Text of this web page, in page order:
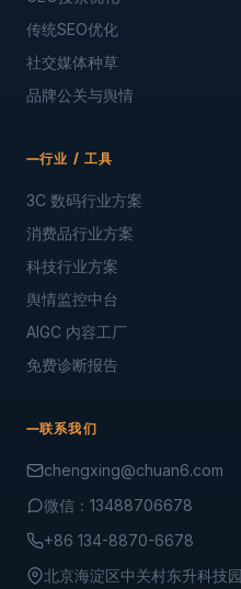
传统SEO优化
社交媒体种草
品牌公关与舆情
行业 / 工具
3C 数码行业方案
消费品行业方案
科技行业方案
舆情监控中台
AIGC 内容工厂
免费诊断报告
联系我们
chengxing@chuan6.com
微信：13488706678
+86 134-8870-6678
北京海淀区中关村东升科技